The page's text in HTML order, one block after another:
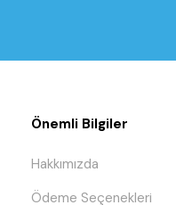
Önemli Bilgiler
Hakkımızda
Ödeme Seçenekleri